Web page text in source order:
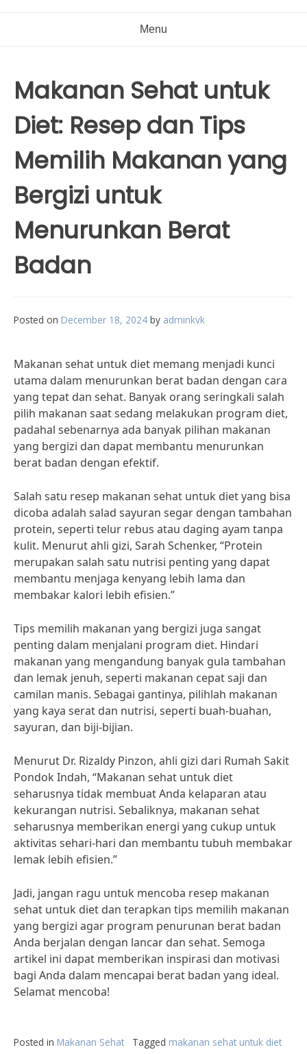
Menu
Makanan Sehat untuk
Diet: Resep dan Tips
Memilih Makanan yang
Bergizi untuk
Menurunkan Berat
Badan
Posted on December 18, 2024 by adminkvk
Makanan sehat untuk diet memang menjadi kunci
utama dalam menurunkan berat badan dengan cara
yang tepat dan sehat. Banyak orang seringkali salah
pilih makanan saat sedang melakukan program diet,
padahal sebenarnya ada banyak pilihan makanan
yang bergizi dan dapat membantu menurunkan
berat badan dengan efektif.
Salah satu resep makanan sehat untuk diet yang bisa
dicoba adalah salad sayuran segar dengan tambahan
protein, seperti telur rebus atau daging ayam tanpa
kulit. Menurut ahli gizi, Sarah Schenker, “Protein
merupakan salah satu nutrisi penting yang dapat
membantu menjaga kenyang lebih lama dan
membakar kalori lebih efisien.”
Tips memilih makanan yang bergizi juga sangat
penting dalam menjalani program diet. Hindari
makanan yang mengandung banyak gula tambahan
dan lemak jenuh, seperti makanan cepat saji dan
camilan manis. Sebagai gantinya, pilihlah makanan
yang kaya serat dan nutrisi, seperti buah-buahan,
sayuran, dan biji-bijian.
Menurut Dr. Rizaldy Pinzon, ahli gizi dari Rumah Sakit
Pondok Indah, “Makanan sehat untuk diet
seharusnya tidak membuat Anda kelaparan atau
kekurangan nutrisi. Sebaliknya, makanan sehat
seharusnya memberikan energi yang cukup untuk
aktivitas sehari-hari dan membantu tubuh membakar
lemak lebih efisien.”
Jadi, jangan ragu untuk mencoba resep makanan
sehat untuk diet dan terapkan tips memilih makanan
yang bergizi agar program penurunan berat badan
Anda berjalan dengan lancar dan sehat. Semoga
artikel ini dapat memberikan inspirasi dan motivasi
bagi Anda dalam mencapai berat badan yang ideal.
Selamat mencoba!
Posted in Makanan Sehat Tagged makanan sehat untuk diet